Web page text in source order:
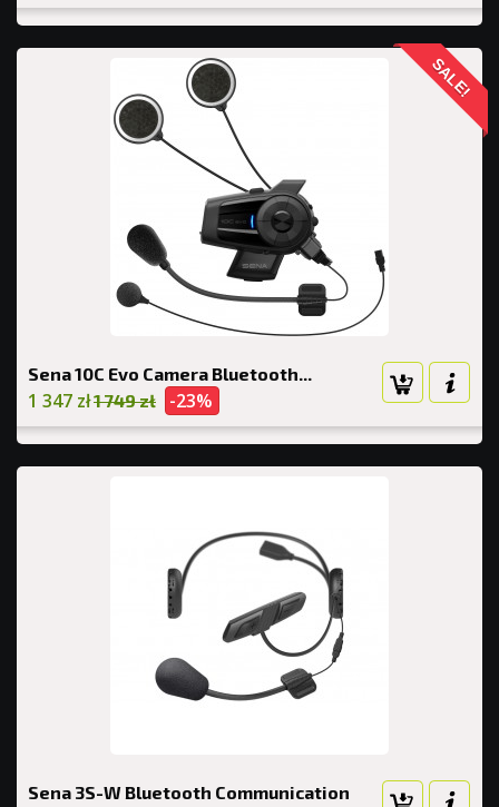
SALE!
Sena 10C Evo Camera Bluetooth...
1 347 zł1 749 zł -23%
Sena 3S-W Bluetooth Communication